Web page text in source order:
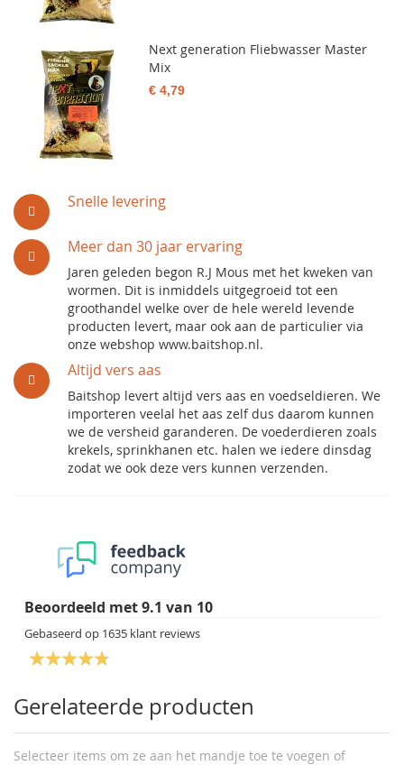
Snelle levering
Meer dan 30 jaar ervaring
Jaren geleden begon R.J Mous met het kweken van
wormen. Dit is inmiddels uitgegroeid tot een
groothandel welke over de hele wereld levende
producten levert, maar ook aan de particulier via
onze webshop www.baitshop.nl.
Altijd vers aas
Baitshop levert altijd vers aas en voedseldieren. We
importeren veelal het aas zelf dus daarom kunnen
we de versheid garanderen. De voederdieren zoals
krekels, sprinkhanen etc. halen we iedere dinsdag
zodat we ook deze vers kunnen verzenden.
Beoordeeld met9.1 van 10
Gebaseerd op 1635 klant reviews
Gerelateerde producten
Selecteer items om ze aan het mandje toe te voegen of
Next generation Fliebwasser Master
Mix
€ 4,79